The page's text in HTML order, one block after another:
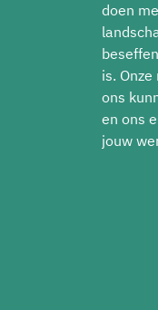
doen
is.
ons
en ons
jouw